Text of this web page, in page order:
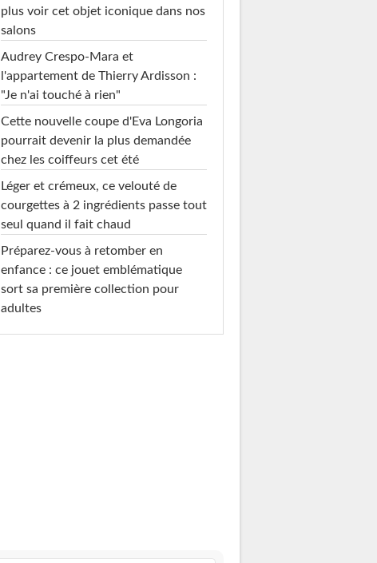
plus voir cet objet iconique dans nos
salons
Audrey Crespo-Mara et
l'appartement de Thierry Ardisson :
"Je n'ai touché à rien"
Cette nouvelle coupe d'Eva Longoria
pourrait devenir la plus demandée
chez les coiffeurs cet été
Léger et crémeux, ce velouté de
courgettes à 2 ingrédients passe tout
seul quand il fait chaud
Préparez-vous à retomber en
enfance : ce jouet emblématique
sort sa première collection pour
adultes